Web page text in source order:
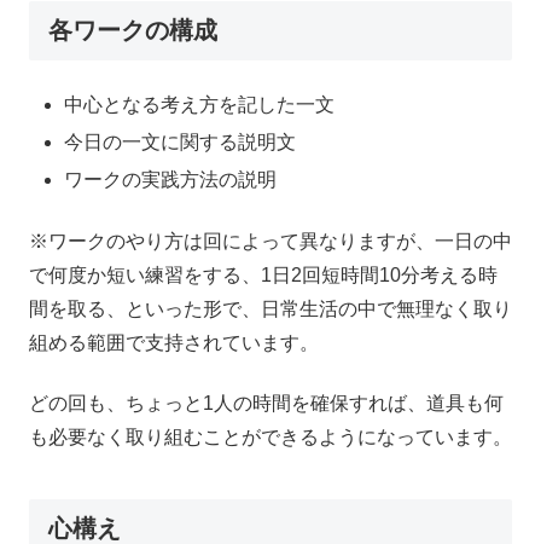
各ワークの構成
中心となる考え方を記した一文
今日の一文に関する説明文
ワークの実践方法の説明
※ワークのやり方は回によって異なりますが、一日の中
で何度か短い練習をする、1日2回短時間10分考える時
間を取る、といった形で、日常生活の中で無理なく取り
組める範囲で支持されています。
どの回も、ちょっと1人の時間を確保すれば、道具も何
も必要なく取り組むことができるようになっています。
心構え